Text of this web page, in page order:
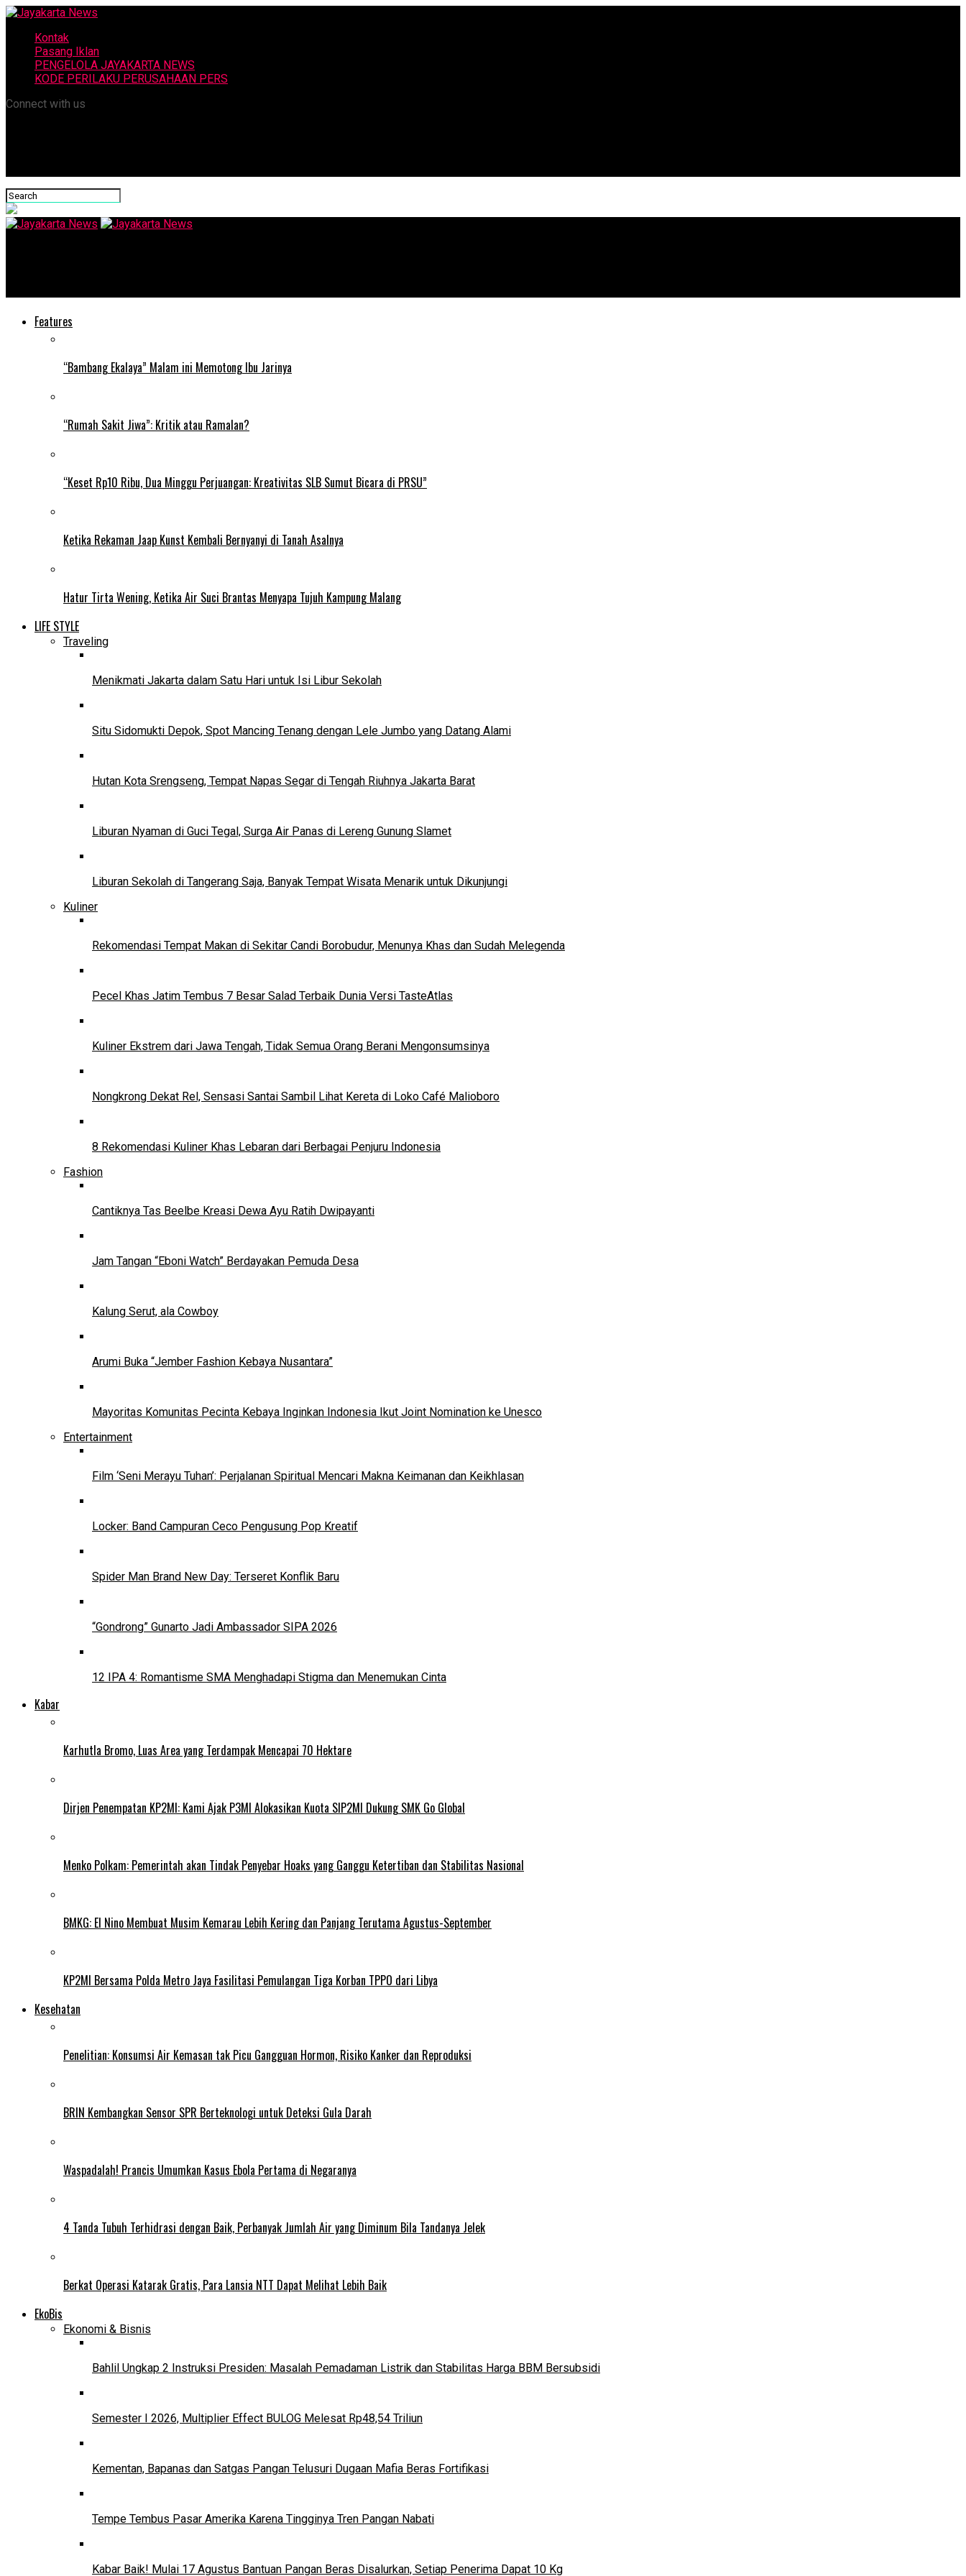
Kontak
Pasang Iklan
PENGELOLA JAYAKARTA NEWS
KODE PERILAKU PERUSAHAAN PERS
Connect with us
Features
“Bambang Ekalaya” Malam ini Memotong Ibu Jarinya
“Rumah Sakit Jiwa”: Kritik atau Ramalan?
“Keset Rp10 Ribu, Dua Minggu Perjuangan: Kreativitas SLB Sumut Bicara di PRSU”
Ketika Rekaman Jaap Kunst Kembali Bernyanyi di Tanah Asalnya
Hatur Tirta Wening, Ketika Air Suci Brantas Menyapa Tujuh Kampung Malang
LIFE STYLE
Traveling
Menikmati Jakarta dalam Satu Hari untuk Isi Libur Sekolah
Situ Sidomukti Depok, Spot Mancing Tenang dengan Lele Jumbo yang Datang Alami
Hutan Kota Srengseng, Tempat Napas Segar di Tengah Riuhnya Jakarta Barat
Liburan Nyaman di Guci Tegal, Surga Air Panas di Lereng Gunung Slamet
Liburan Sekolah di Tangerang Saja, Banyak Tempat Wisata Menarik untuk Dikunjungi
Kuliner
Rekomendasi Tempat Makan di Sekitar Candi Borobudur, Menunya Khas dan Sudah Melegenda
Pecel Khas Jatim Tembus 7 Besar Salad Terbaik Dunia Versi TasteAtlas
Kuliner Ekstrem dari Jawa Tengah, Tidak Semua Orang Berani Mengonsumsinya
Nongkrong Dekat Rel, Sensasi Santai Sambil Lihat Kereta di Loko Café Malioboro
8 Rekomendasi Kuliner Khas Lebaran dari Berbagai Penjuru Indonesia
Fashion
Cantiknya Tas Beelbe Kreasi Dewa Ayu Ratih Dwipayanti
Jam Tangan “Eboni Watch” Berdayakan Pemuda Desa
Kalung Serut, ala Cowboy
Arumi Buka “Jember Fashion Kebaya Nusantara”
Mayoritas Komunitas Pecinta Kebaya Inginkan Indonesia Ikut Joint Nomination ke Unesco
Entertainment
Film ‘Seni Merayu Tuhan’: Perjalanan Spiritual Mencari Makna Keimanan dan Keikhlasan
Locker: Band Campuran Ceco Pengusung Pop Kreatif
Spider Man Brand New Day: Terseret Konflik Baru
“Gondrong” Gunarto Jadi Ambassador SIPA 2026
12 IPA 4: Romantisme SMA Menghadapi Stigma dan Menemukan Cinta
Kabar
Karhutla Bromo, Luas Area yang Terdampak Mencapai 70 Hektare
Dirjen Penempatan KP2MI: Kami Ajak P3MI Alokasikan Kuota SIP2MI Dukung SMK Go Global
Menko Polkam: Pemerintah akan Tindak Penyebar Hoaks yang Ganggu Ketertiban dan Stabilitas Nasional
BMKG: El Nino Membuat Musim Kemarau Lebih Kering dan Panjang Terutama Agustus-September
KP2MI Bersama Polda Metro Jaya Fasilitasi Pemulangan Tiga Korban TPPO dari Libya
Kesehatan
Penelitian: Konsumsi Air Kemasan tak Picu Gangguan Hormon, Risiko Kanker dan Reproduksi
BRIN Kembangkan Sensor SPR Berteknologi untuk Deteksi Gula Darah
Waspadalah! Prancis Umumkan Kasus Ebola Pertama di Negaranya
4 Tanda Tubuh Terhidrasi dengan Baik, Perbanyak Jumlah Air yang Diminum Bila Tandanya Jelek
Berkat Operasi Katarak Gratis, Para Lansia NTT Dapat Melihat Lebih Baik
EkoBis
Ekonomi & Bisnis
Bahlil Ungkap 2 Instruksi Presiden: Masalah Pemadaman Listrik dan Stabilitas Harga BBM Bersubsidi
Semester I 2026, Multiplier Effect BULOG Melesat Rp48,54 Triliun
Kementan, Bapanas dan Satgas Pangan Telusuri Dugaan Mafia Beras Fortifikasi
Tempe Tembus Pasar Amerika Karena Tingginya Tren Pangan Nabati
Kabar Baik! Mulai 17 Agustus Bantuan Pangan Beras Disalurkan, Setiap Penerima Dapat 10 Kg